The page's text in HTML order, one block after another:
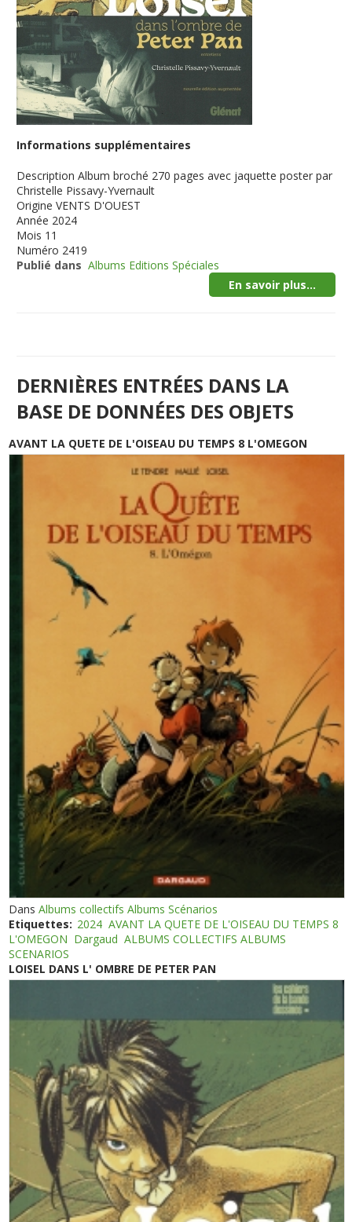
Informations supplémentaires
Description Album broché 270 pages avec jaquette poster par
Christelle Pissavy-Yvernault
Origine VENTS D'OUEST
Année 2024
Mois 11
Numéro 2419
Publié dans Albums Editions Spéciales
En savoir plus...
DERNIÈRES ENTRÉES DANS LA
BASE DE DONNÉES DES OBJETS
AVANT LA QUETE DE L'OISEAU DU TEMPS 8 L'OMEGON
DansAlbums collectifs Albums Scénarios
Etiquettes: 2024 AVANT LA QUETE DE L'OISEAU DU TEMPS 8
L'OMEGON Dargaud ALBUMS COLLECTIFS ALBUMS
SCENARIOS
LOISEL DANS L' OMBRE DE PETER PAN